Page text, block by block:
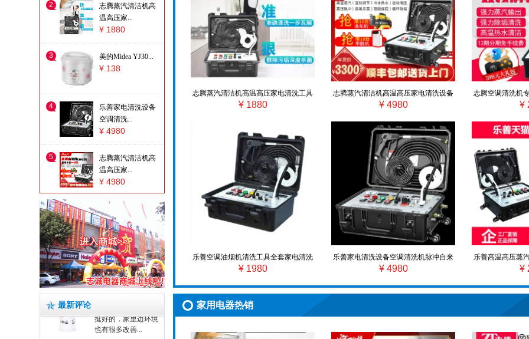
2
志腾蒸汽清洁机高
温高压家...
¥ 1880
3 美的Midea YJ30...
¥ 138
4
乐善家电清洗设备
空调清洗...
¥ 4980
5
志腾蒸汽清洁机高
温高压家...
¥ 4980
最新评论
频幕非常的清晰
在家享受电影院的感
觉
评论：
值得购买
评论：
好。。。。。。。价
格公道
评论：
一次满意的购物。
评论：
评论：
志腾蒸汽清洁机高温高压家电清洗工具
设备家用油烟空调洗车多功能一体
¥ 1880
志腾蒸汽清洁机高温高压家电清洗设备
脉冲自来水管道地暖多功能一体机
¥ 4980
志腾空调清洗机
汽清洁家电
¥
乐善空调油烟机清洗工具全套家电清洗
油烟多功能一体高温高压蒸汽清洁机
¥ 1980
乐善家电清洗设备空调清洗机脉冲自来
水管道清洗机高压高温蒸汽清洁机
¥ 4980
乐善高温高压蒸
备油烟机空
¥
家用电器热销